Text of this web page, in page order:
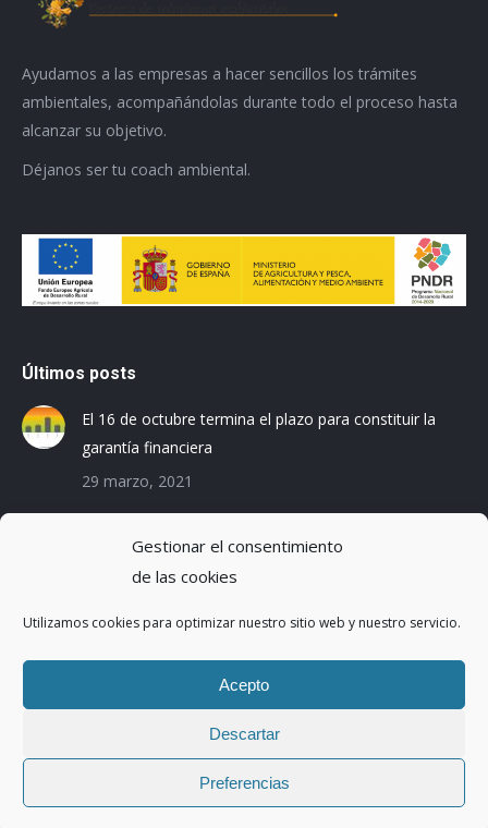
Gestionar el consentimiento
de las cookies
Utilizamos cookies para optimizar nuestro sitio web y nuestro servicio.
Acepto
Descartar
Preferencias
Ayudamos a las empresas a hacer sencillos los trámites
ambientales, acompañándolas durante todo el proceso hasta
alcanzar su objetivo.
Déjanos ser tu coach ambiental.
Últimos posts
El 16 de octubre termina el plazo para constituir la
garantía financiera
29 marzo, 2021
de la Huella de Carbono
3 diciembre, 2019
Reduciendo la Huella Hídrica en una planta de
montaje de coches
Copyright ©2017 | Abaleo S.L. | Todos los derechos reservados.
Menu legal